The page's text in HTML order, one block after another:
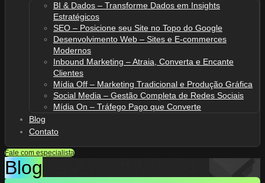
BI & Dados – Transforme Dados em Insights
Estratégicos
SEO – Posicione seu Site no Topo do Google
Desenvolvimento Web – Sites e E-commerces
Modernos
Inbound Marketing – Atraia, Converta e Encante
Clientes
Mídia Off – Marketing Tradicional e Produção Gráfica
Social Media – Gestão Completa de Redes Sociais
Mídia On – Tráfego Pago que Converte
Blog
Contato
Fale com especialista
Blog